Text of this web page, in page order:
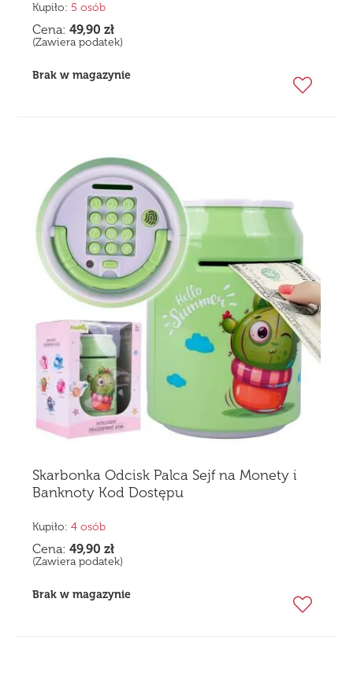
Kupiło: 5 osób
Cena: 49,90 zł
(Zawiera podatek)
Brak w magazynie
Skarbonka Odcisk Palca Sejf na Monety i
Banknoty Kod Dostępu
Kupiło: 4 osób
Cena: 49,90 zł
(Zawiera podatek)
Brak w magazynie